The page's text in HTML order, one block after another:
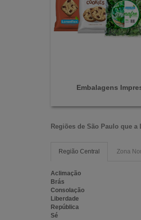
Embalagens
Regiões de São Paulo que a
Região Central Zona
Aclimação
Brás
Consolação
Liberdade
República
Sé